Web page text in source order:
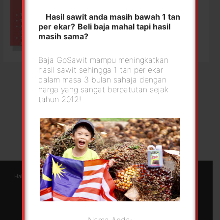
Hakcipta © 2026 GoSawit | Green Foliar Agrotech Sdn Bhd |Berjayaweb
Hasil sawit anda masih bawah 1 tan
per ekar? Beli baja mahal tapi hasil
masih sama?
Baja GoSawit mampu meningkatkan
hasil sawit sehingga 1 tan per ekar
dalam masa 3 bulan sahaja dengan
harga yang sangat berpatutan sejak
tahun 2012!